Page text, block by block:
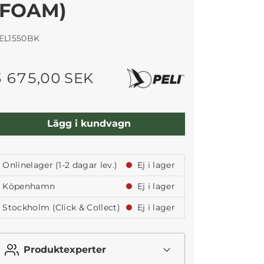
675,00 SEK
Lägg i kundvagn
Onlinelager (1-2 dagar lev.)
Ej i lager
Köpenhamn
Ej i lager
Stockholm (Click & Collect)
Ej i lager
Produktexperter